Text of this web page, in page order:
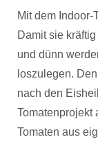
Mit dem Indoor-
Damit sie
und dünn
loszulegen.
nach den
Tomatenprojekt
Tomaten aus